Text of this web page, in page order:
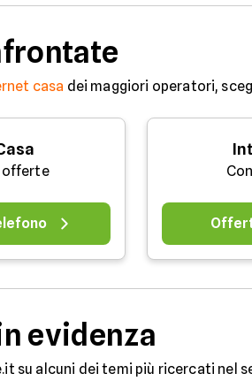
casa dei maggiori operatori,
offerte
evidenza
su alcuni dei temi più ricercati nel